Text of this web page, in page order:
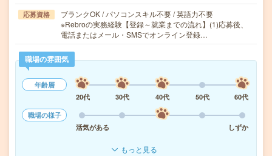
応募資格
ブランクOK / パソコンスキル不要 / 英語力不要
※Rebroの実務経験【登録～就業までの流れ】(1)応募後、
電話またはメール・SMSでオンライン登録…
職場の雰囲気
年齢層
20代
30代 40代 50代
60代
職場の様子
活気がある
しずか
もっと見る